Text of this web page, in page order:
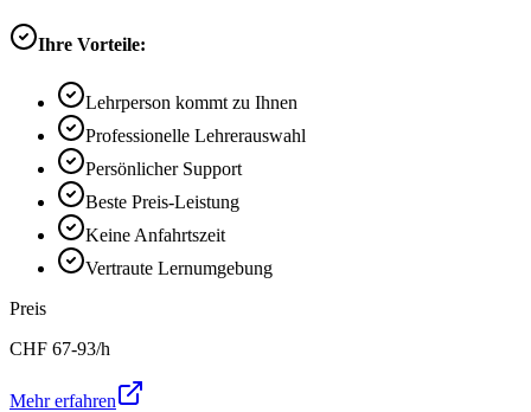
Ihre Vorteile:
Lehrperson kommt zu Ihnen
Professionelle Lehrerauswahl
Persönlicher Support
Beste Preis-Leistung
Keine Anfahrtszeit
Vertraute Lernumgebung
Preis
CHF 67-93/h
Mehr erfahren